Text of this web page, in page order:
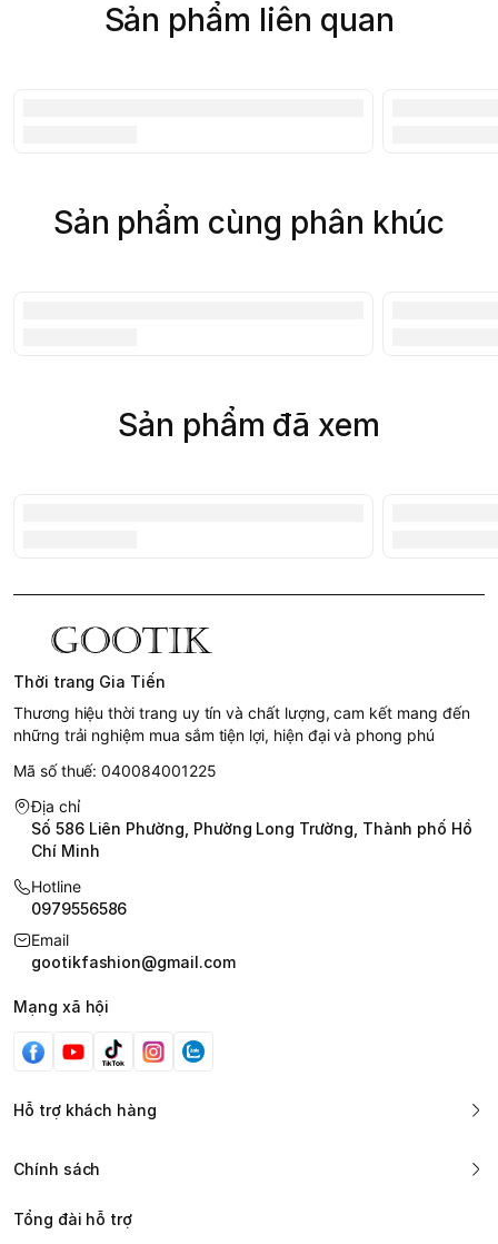
Sản phẩm liên quan
Sản phẩm cùng phân khúc
Sản phẩm đã xem
Thời trang Gia Tiến
Thương hiệu thời trang uy tín và chất lượng, cam kết mang đến
những trải nghiệm mua sắm tiện lợi, hiện đại và phong phú
Mã số thuế: 040084001225
Địa chỉ
Số 586 Liên Phường, Phường Long Trường, Thành phố Hồ
Chí Minh
Hotline
0979556586
Email
gootikfashion@gmail.com
Mạng xã hội
Hỗ trợ khách hàng
Chính sách
Tổng đài hỗ trợ